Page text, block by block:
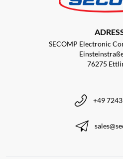
SECOMP Electronic
76275
+49